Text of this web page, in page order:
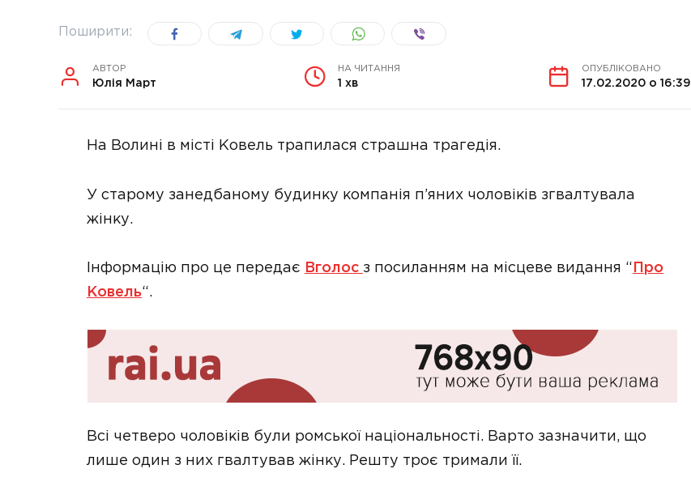
Поширити:
АВТОР
Юлія Март
НА ЧИТАННЯ
1 хв
ОПУБЛІКОВАНО
17.02.2020 о 16:39
На Волині в місті Ковель трапилася страшна трагедія.
У старому занедбаному будинку компанія п’яних чоловіків згвалтувала
жінку.
Інформацію про це передає Вголос з посиланням на місцеве видання “ Про
Ковель“.
Всі четверо чоловіків були ромської національності. Варто зазначити, що
лише один з них гвалтував жінку. Решту троє тримали її.